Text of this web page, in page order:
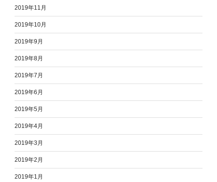
2019年11月
2019年10月
2019年9月
2019年8月
2019年7月
2019年6月
2019年5月
2019年4月
2019年3月
2019年2月
2019年1月